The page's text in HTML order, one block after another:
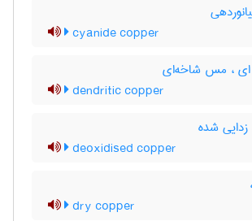
cyanide copper
، مس شاخه‌ای
dendritic copper
شده
deoxidised copper
dry copper